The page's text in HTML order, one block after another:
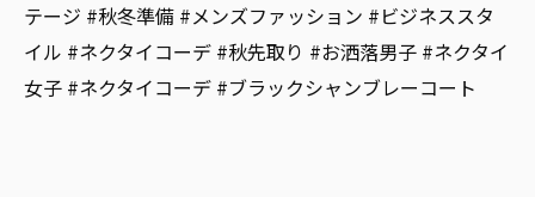
テージ #秋冬準備 #メンズファッション #ビジネススタ
イル #ネクタイコーデ #秋先取り #お洒落男子 #ネクタイ
女子 #ネクタイコーデ #ブラックシャンブレーコート